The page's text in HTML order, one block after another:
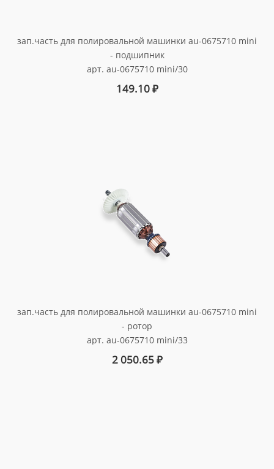
зап.часть для полировальной машинки au-0675710 mini
- подшипник
арт. au-0675710 mini/30
149.10₽
зап.часть для полировальной машинки au-0675710 mini
- ротор
арт. au-0675710 mini/33
2 050.65₽